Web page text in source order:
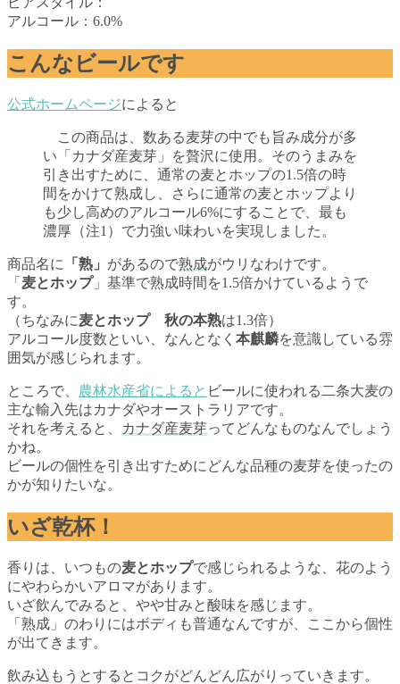
アルコール：6.0%
こんなビールです
公式ホームページによると
この商品は、数ある麦芽の中でも旨み成分が多
い「カナダ産麦芽」を贅沢に使用。そのうまみを
引き出すために、通常の麦とホップの1.5倍の時
間をかけて熟成し、さらに通常の麦とホップより
も少し高めのアルコール6%にすることで、最も
濃厚（注1）で力強い味わいを実現しました。
商品名に 「熟」 があるので熟成がウリなわけです。
「 麦とホップ」基準で熟成時間を1.5倍かけているようで
す。
（ちなみに麦とホップ 秋の本熟は1.3倍）
アルコール度数といい、なんとなく 本麒麟を意識している雰
囲気が感じられます。
ところで、 農林水産省によると ビールに使われる二条大麦の
主な輸入先はカナダやオーストラリアです。
それを考えると、
カナダ産麦芽ってどんなものなんでしょう
かね。
ビールの個性を引き出すためにどんな品種の麦芽を使ったの
かが知りたいな。
いざ乾杯！
香りは、いつもの麦とホップで感じられるような、花のよう
にやわらかいアロマがあります。
いざ飲んでみると、やや甘みと酸味を感じます。
「熟成」のわりにはボディも普通なんですが、ここから個性
が出てきます。
飲み込もうとするとコクがどんどん広がりっていきます。